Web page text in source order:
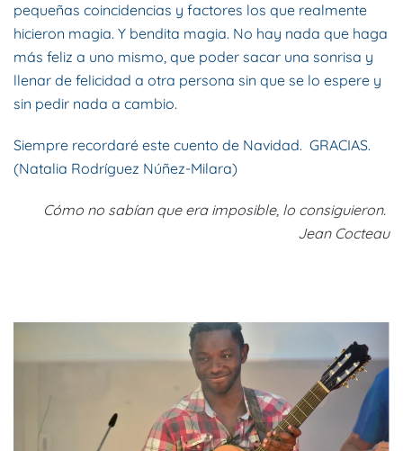
pequeñas coincidencias y factores los que realmente
hicieron magia. Y bendita magia. No hay nada que haga
más feliz a uno mismo, que poder sacar una sonrisa y
llenar de felicidad a otra persona sin que se lo espere y
sin pedir nada a cambio.
Siempre recordaré este cuento de Navidad. GRACIAS.
(Natalia Rodríguez Núñez-Milara)
Cómo no sabían que era imposible, lo consiguieron.
Jean Cocteau